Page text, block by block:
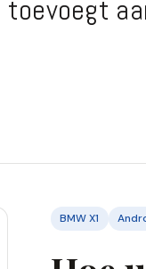
toevoegt
BMW X1